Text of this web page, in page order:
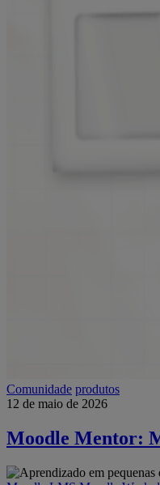
Comunidade produtos
12 de maio de 2026
Moodle Mentor: